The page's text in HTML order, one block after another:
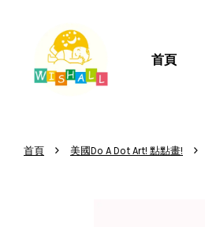
首頁
首頁 › 美國Do A Dot Art! 點點畫! ›